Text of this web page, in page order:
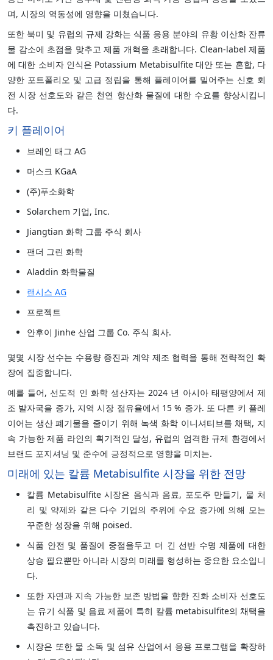
며, 시장의 역동성에 영향을 미쳤습니다.
또한 북미 및 유럽의 규제 강화는 식품 응용 분야의 유황 이산화 잔류
물 감소에 초점을 맞추고 제품 개혁을 초래합니다. Clean-label 제품
에 대한 소비자 인식은 Potassium Metabisulfite 대안 또는 혼합, 다
양한 포트폴리오 및 고급 정립을 통해 플레이어를 밀어주는 신호 회
전 시장 선호도와 같은 천연 항산화 물질에 대한 수요를 향상시킵니
다.
키 플레이어
브레인 태그 AG
머스크 KGaA
(주)푸소화학
Solarchem 기업, Inc.
Jiangtian 화학 그룹 주식 회사
팬더 그린 화학
Aladdin 화학물질
랜시스 AG
프로젝트
안후이 Jinhe 산업 그룹 Co. 주식 회사.
몇몇 시장 선수는 수용량 증진과 계약 제조 협력을 통해 전략적인 확
장에 집중합니다.
예를 들어, 선도적 인 화학 생산자는 2024 년 아시아 태평양에서 제
조 발자국을 증가, 지역 시장 점유율에서 15 % 증가. 또 다른 키 플레
이어는 생산 폐기물을 줄이기 위해 녹색 화학 이니셔티브를 채택, 지
속 가능한 제품 라인의 획기적인 달성, 유럽의 엄격한 규제 환경에서
브랜드 포지셔닝 및 준수에 긍정적으로 영향을 미치는.
미래에 있는 칼륨 Metabisulfite 시장을 위한 전망
칼륨 Metabisulfite 시장은 음식과 음료, 포도주 만들기, 물 처
리 및 약제와 같은 다수 기업의 주위에 수요 증가에 의해 모는
꾸준한 성장을 위해 poised.
식품 안전 및 품질에 중점을두고 더 긴 선반 수명 제품에 대한
상승 필요뿐만 아니라 시장의 미래를 형성하는 중요한 요소입니
다.
또한 자연과 지속 가능한 보존 방법을 향한 진화 소비자 선호도
는 유기 식품 및 음료 제품에 특히 칼륨 metabisulfite의 채택을
촉진하고 있습니다.
시장은 또한 물 소독 및 섬유 산업에서 응용 프로그램을 확장하